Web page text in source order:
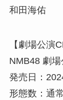
和田海佑
【劇場公演
NMB48 劇場
発売日：
形態数：通